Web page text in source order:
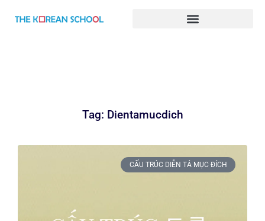
Tag: Dientamucdich
CẤU TRÚC DIỄN TẢ MỤC ĐÍCH